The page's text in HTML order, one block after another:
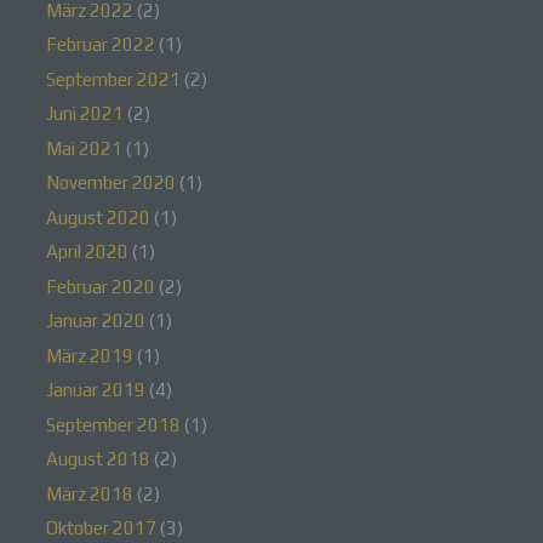
März 2022 (2)
Februar 2022 (1)
September 2021 (2)
Juni 2021 (2)
Mai 2021 (1)
November 2020 (1)
August 2020 (1)
April 2020 (1)
Februar 2020 (2)
Januar 2020 (1)
März 2019 (1)
Januar 2019 (4)
September 2018 (1)
August 2018 (2)
März 2018 (2)
Oktober 2017 (3)
a) personenbezogene Daten
Personenbezogene Daten sind alle
Informationen, die sich auf eine identifizierte oder
„betroffene Person") beziehen. Als identifizierbar
wird eine natürliche Person angesehen, die direkt
oder indirekt, insbesondere mittels Zuordnung zu
einer Kennung wie einem Namen, zu einer
Kennung oder zu einem oder mehreren
besonderen Merkmalen, die Ausdruck der
physischen, physiologischen, genetischen,
psychischen, wirtschaftlichen, kulturellen oder
identifiziert werden kann.
b) betroffene Person